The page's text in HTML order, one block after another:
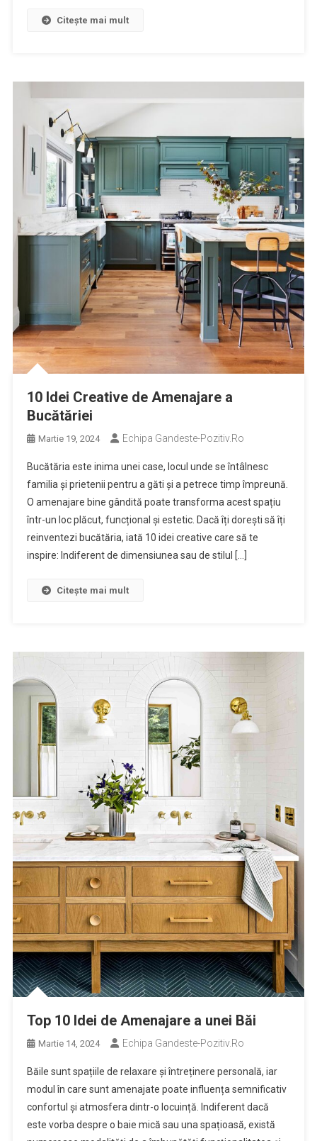
Citește mai mult
10 Idei Creative de Amenajare a
Bucătăriei
Martie 19, 2024 Echipa Gandeste-Pozitiv.ro
Bucătăria este inima unei case, locul unde se întâlnesc
familia și prietenii pentru a găti și a petrece timp împreună.
O amenajare bine gândită poate transforma acest spațiu
într-un loc plăcut, funcțional și estetic. Dacă îți dorești să îți
reinventezi bucătăria, iată 10 idei creative care să te
inspire: Indiferent de dimensiunea sau de stilul […]
Citește mai mult
Top 10 Idei de Amenajare a unei Băi
Martie 14, 2024 Echipa Gandeste-Pozitiv.ro
Băile sunt spațiile de relaxare și întreținere personală, iar
modul în care sunt amenajate poate influența semnificativ
confortul și atmosfera dintr-o locuință. Indiferent dacă
este vorba despre o baie mică sau una spațioasă, există